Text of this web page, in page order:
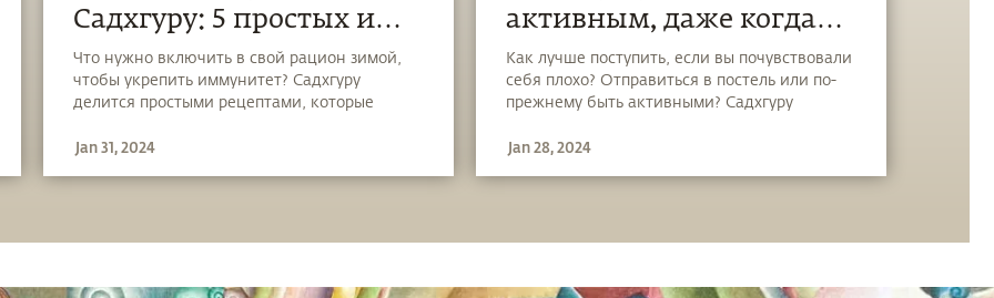
Садхгуру: 5 простых и
вкусных способов
защиты от гриппа
Что нужно включить в свой рацион зимой,
чтобы укрепить иммунитет? Садхгуру
делится простыми рецептами, которые
Jan 31, 2024
активным, даже когда
вам плохо?
Как лучше поступить, если вы почувствовали
себя плохо? Отправиться в постель или по-
прежнему быть активными? Садхгуру
так важно для нашего здоровья.
Jan 28, 2024